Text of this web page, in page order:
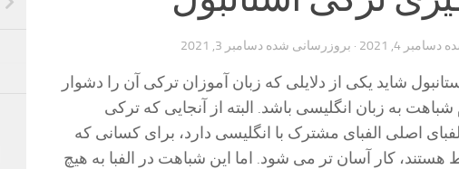
دسامبر 4, 2021 · بروزرسانی شده دسامبر 3, 2021
شاید یکی از دلایلی که زبان آموزان ترکی آن را دشوار
به زبان انگلیسی باشد. البته از آنجایی که ترکی
اصلی الفبای مشترک با انگلیسی دارد، برای کسانی که
کار آسان تر می شود. اما این شباهت در الفبا به هیچ